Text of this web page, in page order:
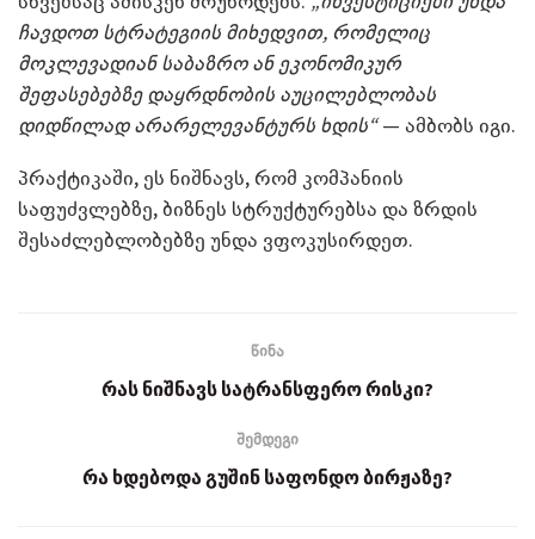
ჩავდოთ სტრატეგიის მიხედვით, რომელიც
მოკლევადიან საბაზრო ან ეკონომიკურ
შეფასებებზე დაყრდნობის აუცილებლობას
დიდწილად არარელევანტურს ხდის“— ამბობს იგი.
პრაქტიკაში, ეს ნიშნავს, რომ კომპანიის
საფუძვლებზე, ბიზნეს სტრუქტურებსა და ზრდის
შესაძლებლობებზე უნდა ვფოკუსირდეთ.
წინა
რას ნიშნავს სატრანსფერო რისკი?
შემდეგი
რა ხდებოდა გუშინ საფონდო ბირჟაზე?